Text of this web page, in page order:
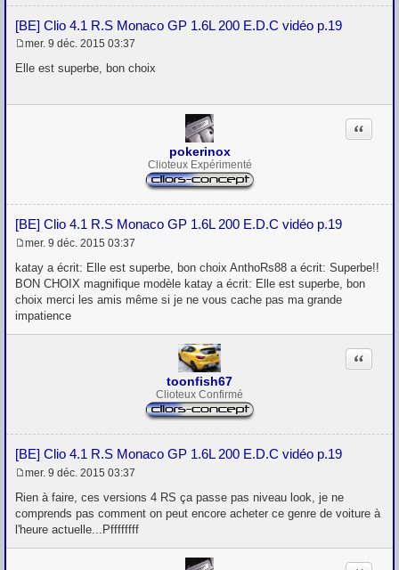
[BE] Clio 4.1 R.S Monaco GP 1.6L 200 E.D.C vidéo p.19
e
a
mer. 9 déc. 2015 03:37
Elle est superbe, bon choix
pokerinox
Clioteux Expérimenté
[BE] Clio 4.1 R.S Monaco GP 1.6L 200 E.D.C vidéo p.19
Citation
e
s
s
a
g
mer. 9 déc. 2015 03:37
katay a écrit: Elle est superbe, bon choix AnthoRs88 a écrit: Superbe!!
BON CHOIX magnifique modèle katay a écrit: Elle est superbe, bon
choix merci les amis même si je ne vous cache pas ma grande
impatience
toonfish67
Clioteux Confirmé
[BE] Clio 4.1 R.S Monaco GP 1.6L 200 E.D.C vidéo p.19
Citation
e
s
a
mer. 9 déc. 2015 03:37
Rien à faire, ces versions 4 RS ça passe pas niveau look, je ne
comprends pas comment on peut encore acheter ce genre de voiture à
l'heure actuelle...Pffffffff